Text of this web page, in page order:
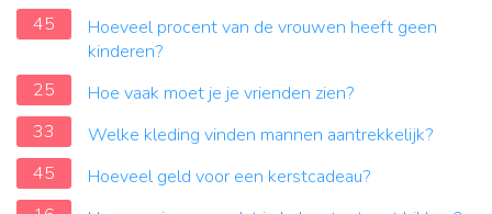
45
Hoeveel procent van de vrouwen heeft geen
kinderen?
25
Hoe vaak moet je je vrienden zien?
33
Welke kleding vinden mannen aantrekkelijk?
45
Hoeveel geld voor een kerstcadeau?